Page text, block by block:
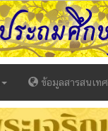
ข้อมูลสารสนเทศ